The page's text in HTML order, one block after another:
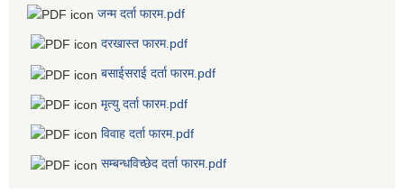
जन्म दर्ता फारम.pdf
दरखास्त फारम.pdf
बसाईसराई दर्ता फारम.pdf
मृत्यु दर्ता फारम.pdf
विवाह दर्ता फारम.pdf
सम्बन्धविच्छेद दर्ता फारम.pdf